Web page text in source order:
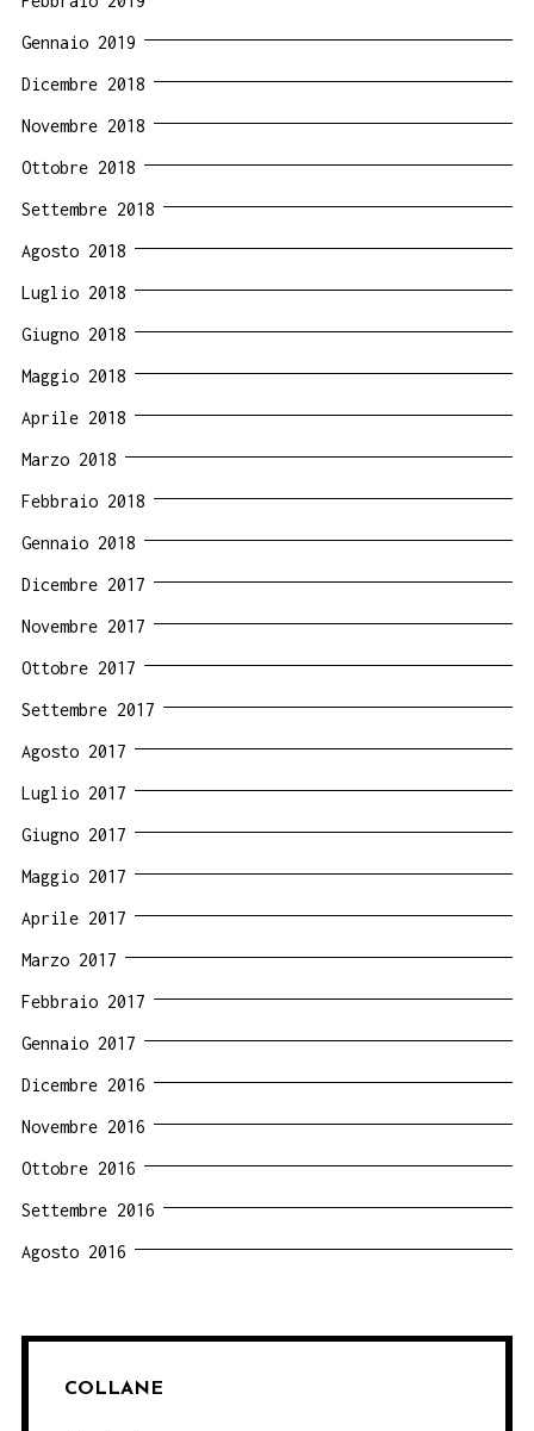
Gennaio 2019
Dicembre 2018
Novembre 2018
Ottobre 2018
Settembre 2018
Agosto 2018
Luglio 2018
Giugno 2018
Maggio 2018
Aprile 2018
Marzo 2018
Febbraio 2018
Gennaio 2018
Dicembre 2017
Novembre 2017
Ottobre 2017
Settembre 2017
Agosto 2017
Luglio 2017
Giugno 2017
Maggio 2017
Aprile 2017
Marzo 2017
Febbraio 2017
Gennaio 2017
Dicembre 2016
Novembre 2016
Ottobre 2016
Settembre 2016
Agosto 2016
COLLANE